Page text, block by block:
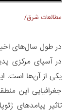
مطالعات شرق/
در طول سال‌های
در آسیای مرکزی
یکی از آن‌ها است.
جغرافیایی این
تاثیر پیامدهای